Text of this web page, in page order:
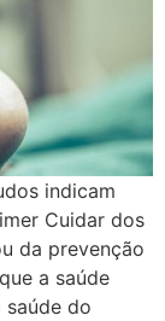
indicam
Cuidar dos
da prevenção
a saúde
do